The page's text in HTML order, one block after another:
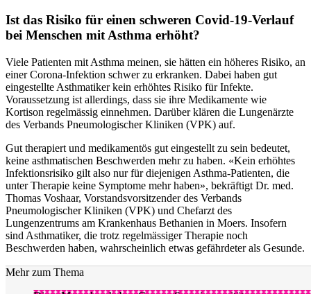
Ist das Risiko für einen schweren Covid-19-Verlauf
bei Menschen mit Asthma erhöht?
Viele Patienten mit Asthma meinen, sie hätten ein höheres Risiko, an
einer Corona-Infektion schwer zu erkranken. Dabei haben gut
eingestellte Asthmatiker kein erhöhtes Risiko für Infekte.
Voraussetzung ist allerdings, dass sie ihre Medikamente wie
Kortison regelmässig einnehmen. Darüber klären die Lungenärzte
des Verbands Pneumologischer Kliniken (VPK) auf.
Gut therapiert und medikamentös gut eingestellt zu sein bedeutet,
keine asthmatischen Beschwerden mehr zu haben. «Kein erhöhtes
Infektionsrisiko gilt also nur für diejenigen Asthma-Patienten, die
unter Therapie keine Symptome mehr haben», bekräftigt Dr. med.
Thomas Voshaar, Vorstandsvorsitzender des Verbands
Pneumologischer Kliniken (VPK) und Chefarzt des
Lungenzentrums am Krankenhaus Bethanien in Moers. Insofern
sind Asthmatiker, die trotz regelmässiger Therapie noch
Beschwerden haben, wahrscheinlich etwas gefährdeter als Gesunde.
Mehr zum Thema